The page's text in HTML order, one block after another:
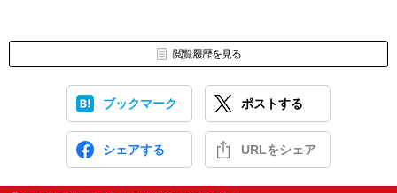
閲覧履歴を見る
ブックマーク ポストする
シェアする URLをシェア